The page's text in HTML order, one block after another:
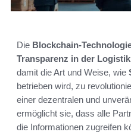
Die Blockchain-
Transparenz in der Logistik
damit die Art und Weise, wie
betrieben wird, zu
einer dezentralen und
ermöglicht sie, dass alle
die Informationen zugreifen